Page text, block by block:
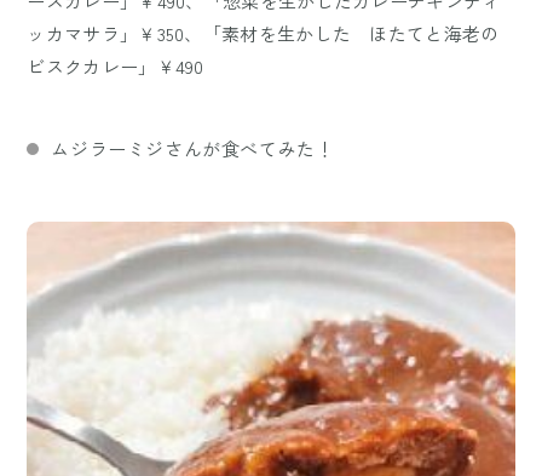
ッカマサラ」￥350、「素材を生かした ほたてと海老の
ビスクカレー」￥490
ムジラーミジさんが食べてみた！